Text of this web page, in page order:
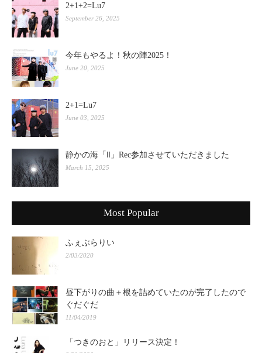
2+1+2=Lu7
September 26, 2025
今年もやるよ！秋の陣2025！
June 20, 2025
2+1=Lu7
June 03, 2025
静かの海「Ⅱ」Rec参加させていただきました
March 15, 2025
Most Popular
ふぇぶらりい
2/03/2020
昼下がりの曲＋根を詰めていたのが完了したので
ぐだぐだ
11/04/2019
「つきのおと」リリース決定！